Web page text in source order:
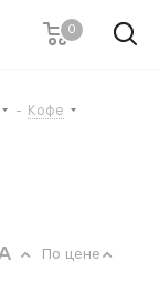
0
- Кофе
По цене